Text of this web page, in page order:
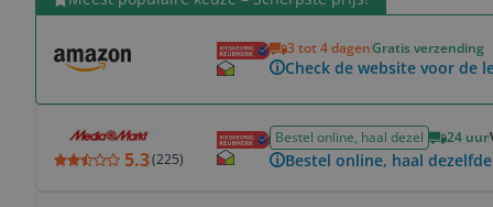
3 tot 4 dagenGratis verzending
Check de website voor de
5.3(225)
Bestel online, haal dezel 24 uur
Bestel online, haal